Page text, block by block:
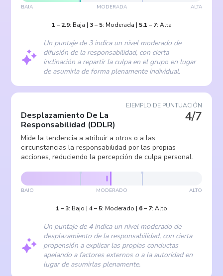
BAJA MODERADA ALTA
1 – 2.9: Baja | 3– 5: Moderada | 5.1 – 7: Alta
Un puntaje de 3 indica un nivel moderado de
difusión de la responsabilidad, con cierta
inclinación a repartir la culpa en el grupo en lugar
de asumirla de forma plenamente individual.
EJEMPLO DE PUNTUACIÓN
4/7
Desplazamiento De La
Responsabilidad (DDLR)
Mide la tendencia a atribuir a otros o a las
circunstancias la responsabilidad por las propias
acciones, reduciendo la percepción de culpa personal.
BAJO MODERADO ALTO
1 – 3: Bajo | 4– 5: Moderado | 6– 7: Alto
Un puntaje de 4 indica un nivel moderado de
desplazamiento de la responsabilidad, con cierta
propensión a explicar las propias conductas
apelando a factores externos o a la autoridad en
lugar de asumirlas plenamente.